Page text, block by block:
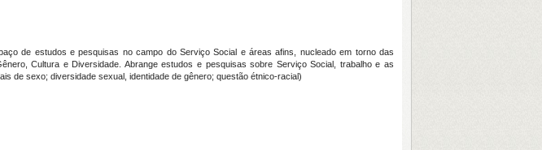
de estudos e pesquisas no campo do Serviço Social e áreas afins, nucleado em torno das
Cultura e Diversidade. Abrange estudos e pesquisas sobre Serviço Social, trabalho e as
de sexo; diversidade sexual, identidade de gênero; questão étnico-racial)